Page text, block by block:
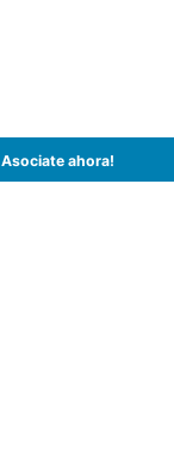
Asociate ahora!